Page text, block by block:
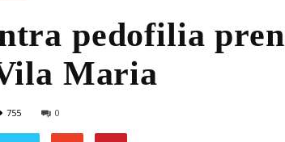
pedofilia
Maria
755 0